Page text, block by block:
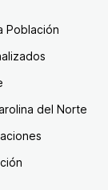
Población
del Norte